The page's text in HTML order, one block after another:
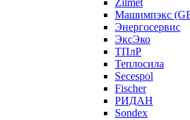
Zilmet
Машимпэкс
Энергосервис
ЭксЭко
ТПлР
Теплосила
Secespol
Fischer
РИДАН
Sondex